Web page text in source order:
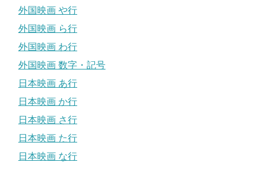
外国映画 や行
外国映画 ら行
外国映画 わ行
外国映画 数字・記号
日本映画 あ行
日本映画 か行
日本映画 さ行
日本映画 た行
日本映画 な行